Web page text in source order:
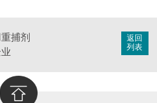
返回
列表
捕剂